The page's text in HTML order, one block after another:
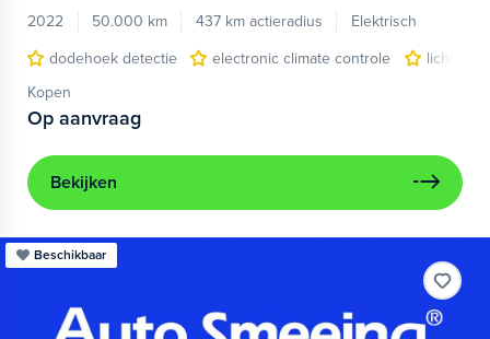
2022
50.000 km 437 km actieradius
Elektrisch
dodehoek detectie
electronic climate controle
Kopen
Op aanvraag
Bekijken
Beschikbaar